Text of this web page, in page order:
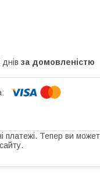
за домовленістю
платежі. Тепер ви